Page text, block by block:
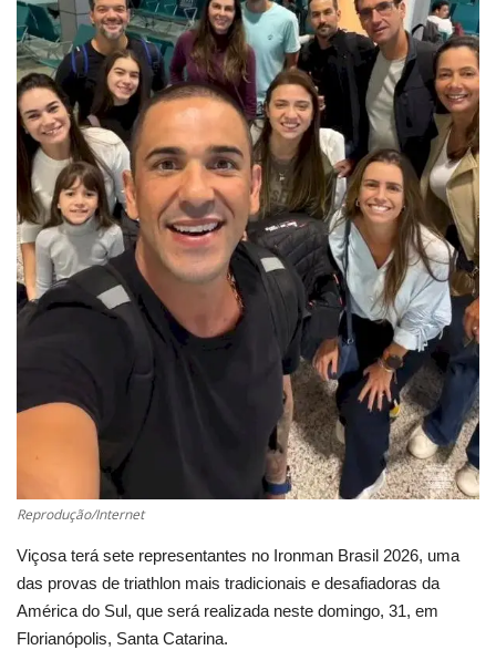
Cultura
UFV
Oportunidade
Sua Cidade
Tempo
Saúde
Trânsito
Segurança Pública
Economia
Educação
Esporte
Reprodução/Internet
Viçosa terá sete representantes no Ironman Brasil 2026, uma
das provas de triathlon mais tradicionais e desafiadoras da
América do Sul, que será realizada neste domingo, 31, em
Florianópolis, Santa Catarina.